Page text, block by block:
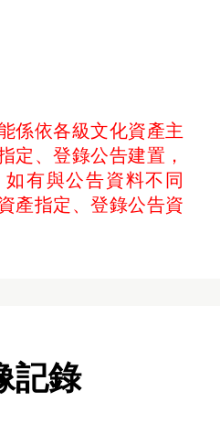
係依各級文化資產主
定、登錄公告建置，
有與公告資料不同
產指定、登錄公告資
記錄